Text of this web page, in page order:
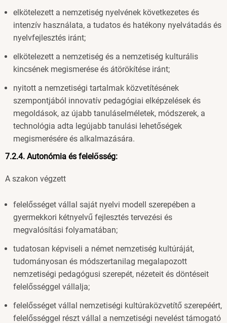
elkötelezett a nemzetiség nyelvének következetes és
intenzív használata, a tudatos és hatékony nyelvátadás és
nyelvfejlesztés iránt;
elkötelezett a nemzetiség és a nemzetiség kulturális
kincsének megismerése és átörökítése iránt;
nyitott a nemzetiségi tartalmak közvetítésének
szempontjából innovatív pedagógiai elképzelések és
megoldások, az újabb tanuláselméletek, módszerek, a
technológia adta legújabb tanulási lehetőségek
megismerésére és alkalmazására.
7.2.4. Autonómia és felelősség:
A szakon végzett
felelősséget vállal saját nyelvi modell szerepében a
gyermekkori kétnyelvű fejlesztés tervezési és
megvalósítási folyamatában;
tudatosan képviseli a német nemzetiség kultúráját,
tudományosan és módszertanilag megalapozott
nemzetiségi pedagógusi szerepét, nézeteit és döntéseit
felelősséggel vállalja;
felelősséget vállal nemzetiségi kultúraközvetítő szerepéért,
felelősséggel részt vállal a nemzetiségi nevelést támogató